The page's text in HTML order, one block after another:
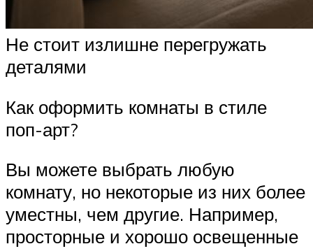
Не стоит излишне перегружать
деталями
Как оформить комнаты в стиле
поп-арт?
Вы можете выбрать любую
комнату, но некоторые из них более
уместны, чем другие. Например,
просторные и хорошо освещенные